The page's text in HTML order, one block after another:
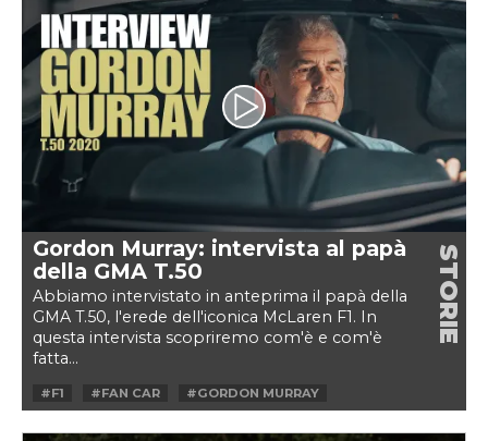
Gordon Murray: intervista al papà
della GMA T.50
Abbiamo intervistato in anteprima il papà della
GMA T.50, l'erede dell'iconica McLaren F1. In
questa intervista scopriremo com'è e com'è
fatta...
STORIE
#F1 #FAN CAR
#GORDON MURRAY